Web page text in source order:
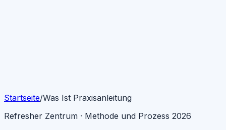
Startseite/Was Ist Praxisanleitung
Refresher Zentrum · Methode und Prozess 2026